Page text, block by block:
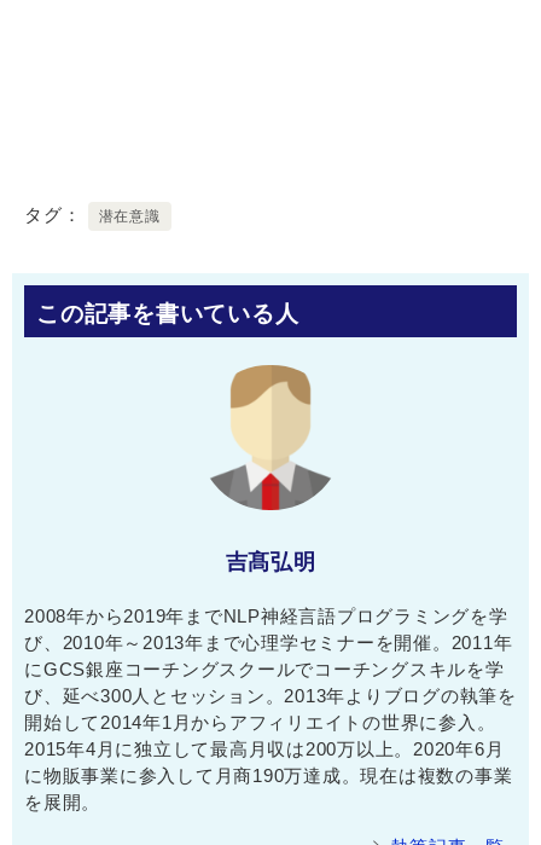
タグ 潜在意識
この記事を書いている人
吉髙弘明
2008年から2019年までNLP神経言語プログラミングを学
び、2010年～2013年まで心理学セミナーを開催。2011年
にGCS銀座コーチングスクールでコーチングスキルを学
び、延べ300人とセッション。2013年よりブログの執筆を
開始して2014年1月からアフィリエイトの世界に参入。
2015年4月に独立して最高月収は200万以上。2020年6月
に物販事業に参入して月商190万達成。現在は複数の事業
を展開。